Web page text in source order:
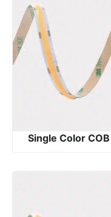
Single Color